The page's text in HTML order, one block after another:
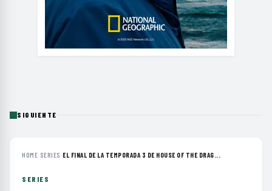
SIGUIENTE
HOME› SERIES ›EL FINAL DE LA TEMPORADA 3 DE HOUSE OF THE DRAG...
SERIES